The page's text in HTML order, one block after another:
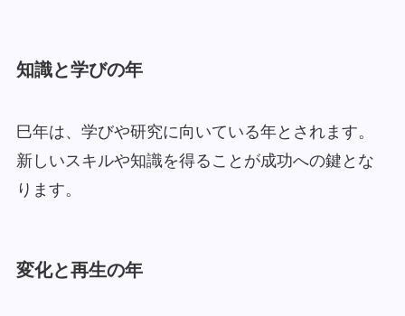
知識と学びの年
巳年は、学びや研究に向いている年とされます。
新しいスキルや知識を得ることが成功への鍵とな
ります。
変化と再生の年